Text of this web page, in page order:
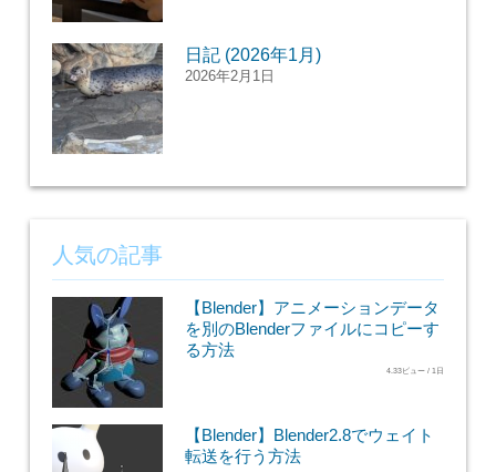
日記 (2026年1月)
2026年2月1日
人気の記事
【Blender】アニメーションデータ
を別のBlenderファイルにコピーす
る方法
4.33ビュー / 1日
【Blender】Blender2.8でウェイト
転送を行う方法